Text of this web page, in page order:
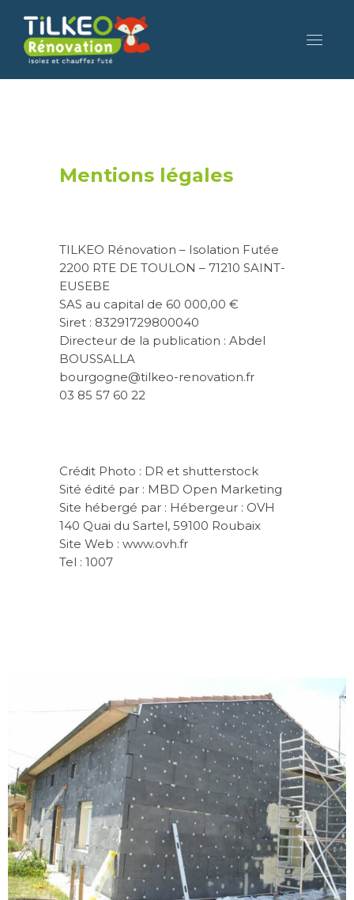
Mentions légales
TILKEO Rénovation – Isolation Futée
2200 RTE DE TOULON – 71210 SAINT-
EUSEBE
SAS au capital de 60 000,00 €
Siret : 83291729800040
Directeur de la publication : Abdel
BOUSSALLA
bourgogne@tilkeo-renovation.fr
03 85 57 60 22
Crédit Photo : DR et shutterstock
Sité édité par : MBD Open Marketing
Site hébergé par : Hébergeur : OVH
140 Quai du Sartel, 59100 Roubaix
Site Web : www.ovh.fr
Tel : 1007